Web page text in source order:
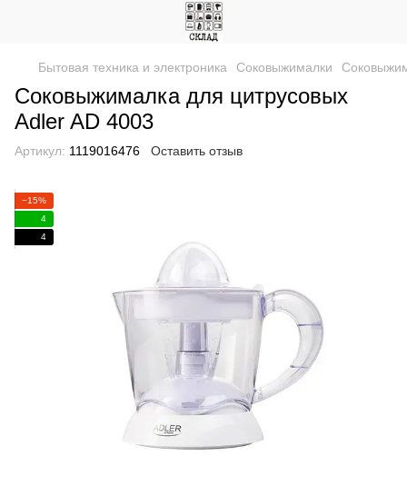
Бытовая техника и электроника Соковыжималки
Соковыжималка для цитрусовых
Adler AD 4003
Артикул: 1119016476 Оставить отзыв
−15%
4
4